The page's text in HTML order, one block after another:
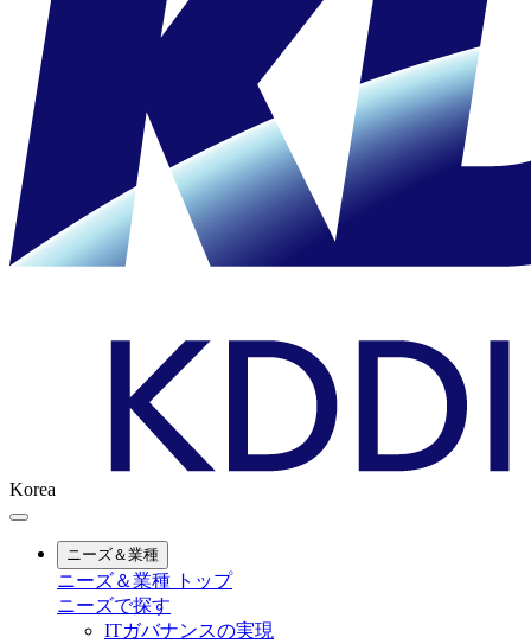
Korea
ニーズ＆業種
ニーズ＆業種 トップ
ニーズで探す
ITガバナンスの実現